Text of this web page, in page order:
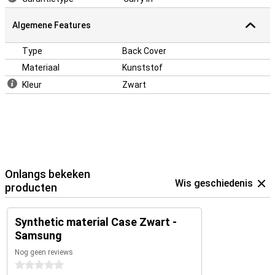
er stijlvol uit en voelt hij betrouwbaar beschermd aan.
Algemene Features
Type
Back Cover
Materiaal
Kunststof
Kleur
Zwart
Onlangs bekeken
producten
Wis geschiedenis
Synthetic material Case Zwart -
Samsung
Nog geen reviews
0 sterren